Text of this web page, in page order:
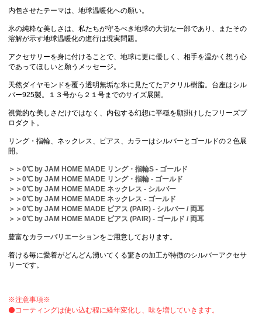
内包させたテーマは、地球温暖化への願い。
氷の純粋な美しさは、私たちが守るべき地球の大切な一部であり、またその
溶解が示す地球温暖化の進行は現実問題。
アクセサリーを身に付けることで、地球に更に優しく、相手を温かく想う心
であってほしいと願うメッセージ。
天然ダイヤモンドを覆う透明無垢な氷に見たてたアクリル樹脂。台座はシル
バー925製。１３号から２１号までのサイズ展開。
視覚的な美しさだけではなく、内包する幻想に平穏を願掛けしたフリーズプ
ロダクト。
リング・指輪、ネックレス、ピアス、カラーはシルバーとゴールドの２色展
開。
＞＞0℃ by JAM HOME MADE リング・指輪S - ゴールド
＞＞0℃ by JAM HOME MADE リング・指輪 - ゴールド
＞＞0℃ by JAM HOME MADE ネックレス - シルバー
＞＞0℃ by JAM HOME MADE ネックレス - ゴールド
＞＞0℃ by JAM HOME MADE ピアス (PAIR) - シルバー / 両耳
＞＞0℃ by JAM HOME MADE ピアス (PAIR) - ゴールド / 両耳
豊富なカラーバリエーションをご用意しております。
着ける毎に愛着がどんどん湧いてくる驚きの加工が特徴のシルバーアクセサ
リーです。
※注意事項※
⚫️コーティングは使い込む程に経年変化し、味を増していきます。